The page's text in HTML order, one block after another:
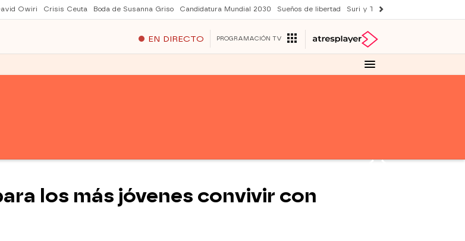
Owiri Crisis Ceuta Boda de Susanna Griso Candidatura Mundial 2030 Sueños de libertad Suri y Tom Cruise
EN DIRECTO PROGRAMACIÓN TV
los más jóvenes convivir con